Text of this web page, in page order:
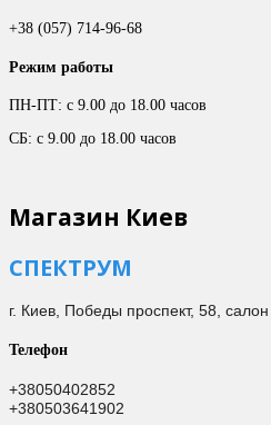
+38 (057) 714-96-68
Режим работы
ПН-ПТ: с 9.00 до 18.00 часов
СБ: с 9.00 до 18.00 часов
Магазин Киев
СПЕКТРУМ
г. Киев, Победы проспект, 58,
Телефон
+38050402852
+380503641902